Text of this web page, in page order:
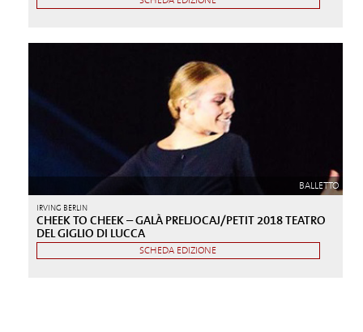
BALLETTO
IRVING BERLIN
CHEEK TO CHEEK – GALÀ PRELJOCAJ/PETIT 2018 TEATRO
DEL GIGLIO DI LUCCA
SCHEDA EDIZIONE